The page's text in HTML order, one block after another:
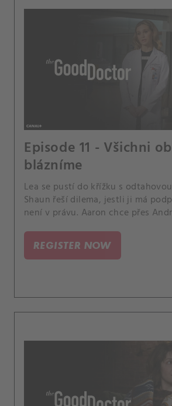
Episode 11 - Všichni
blázníme
Lea se pustí do křížku s
Shaun řeší dilema, jestli ji má
není v právu. Aaron chce přes
mladíka, který má od deseti let
zdeformovanou páteř.
REGISTER NOW